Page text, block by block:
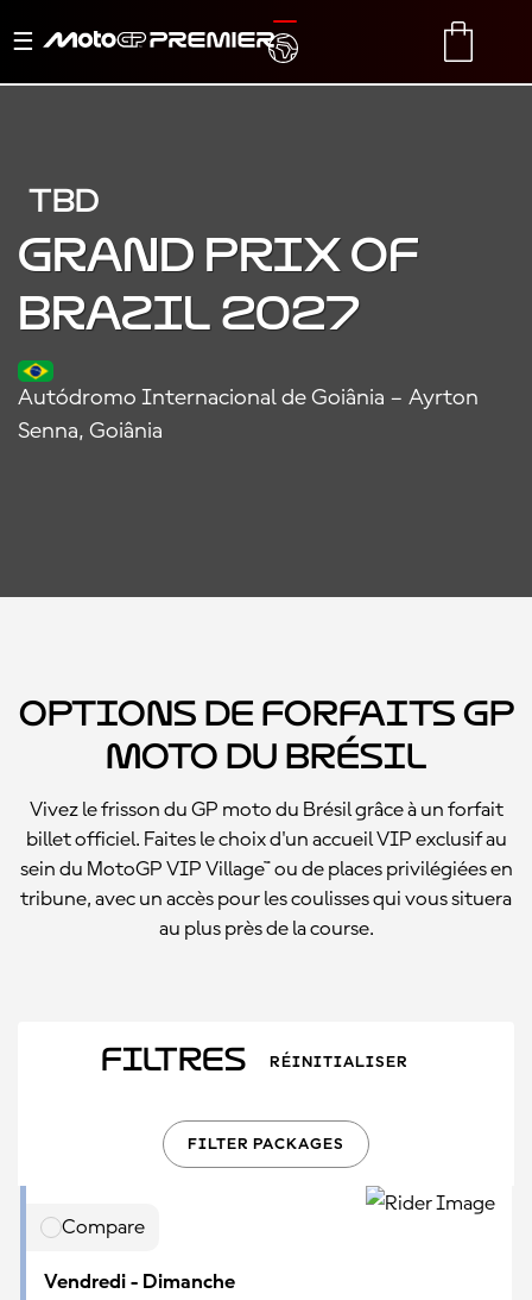
Basculer
navigation
TRANSLATE
TBD
Grand Prix of
Brazil 2027
Autódromo Internacional de Goiânia – Ayrton
Senna, Goiânia
Options de forfaits GP
moto du Brésil
Vivez le frisson du GP moto du Brésil grâce à un forfait
billet officiel. Faites le choix d'un accueil VIP exclusif au
sein du MotoGP VIP Village™ ou de places privilégiées en
tribune, avec un accès pour les coulisses qui vous situera
au plus près de la course.
Filtres RÉINITIALISER
FILTER PACKAGES
Compare
Vendredi - Dimanche